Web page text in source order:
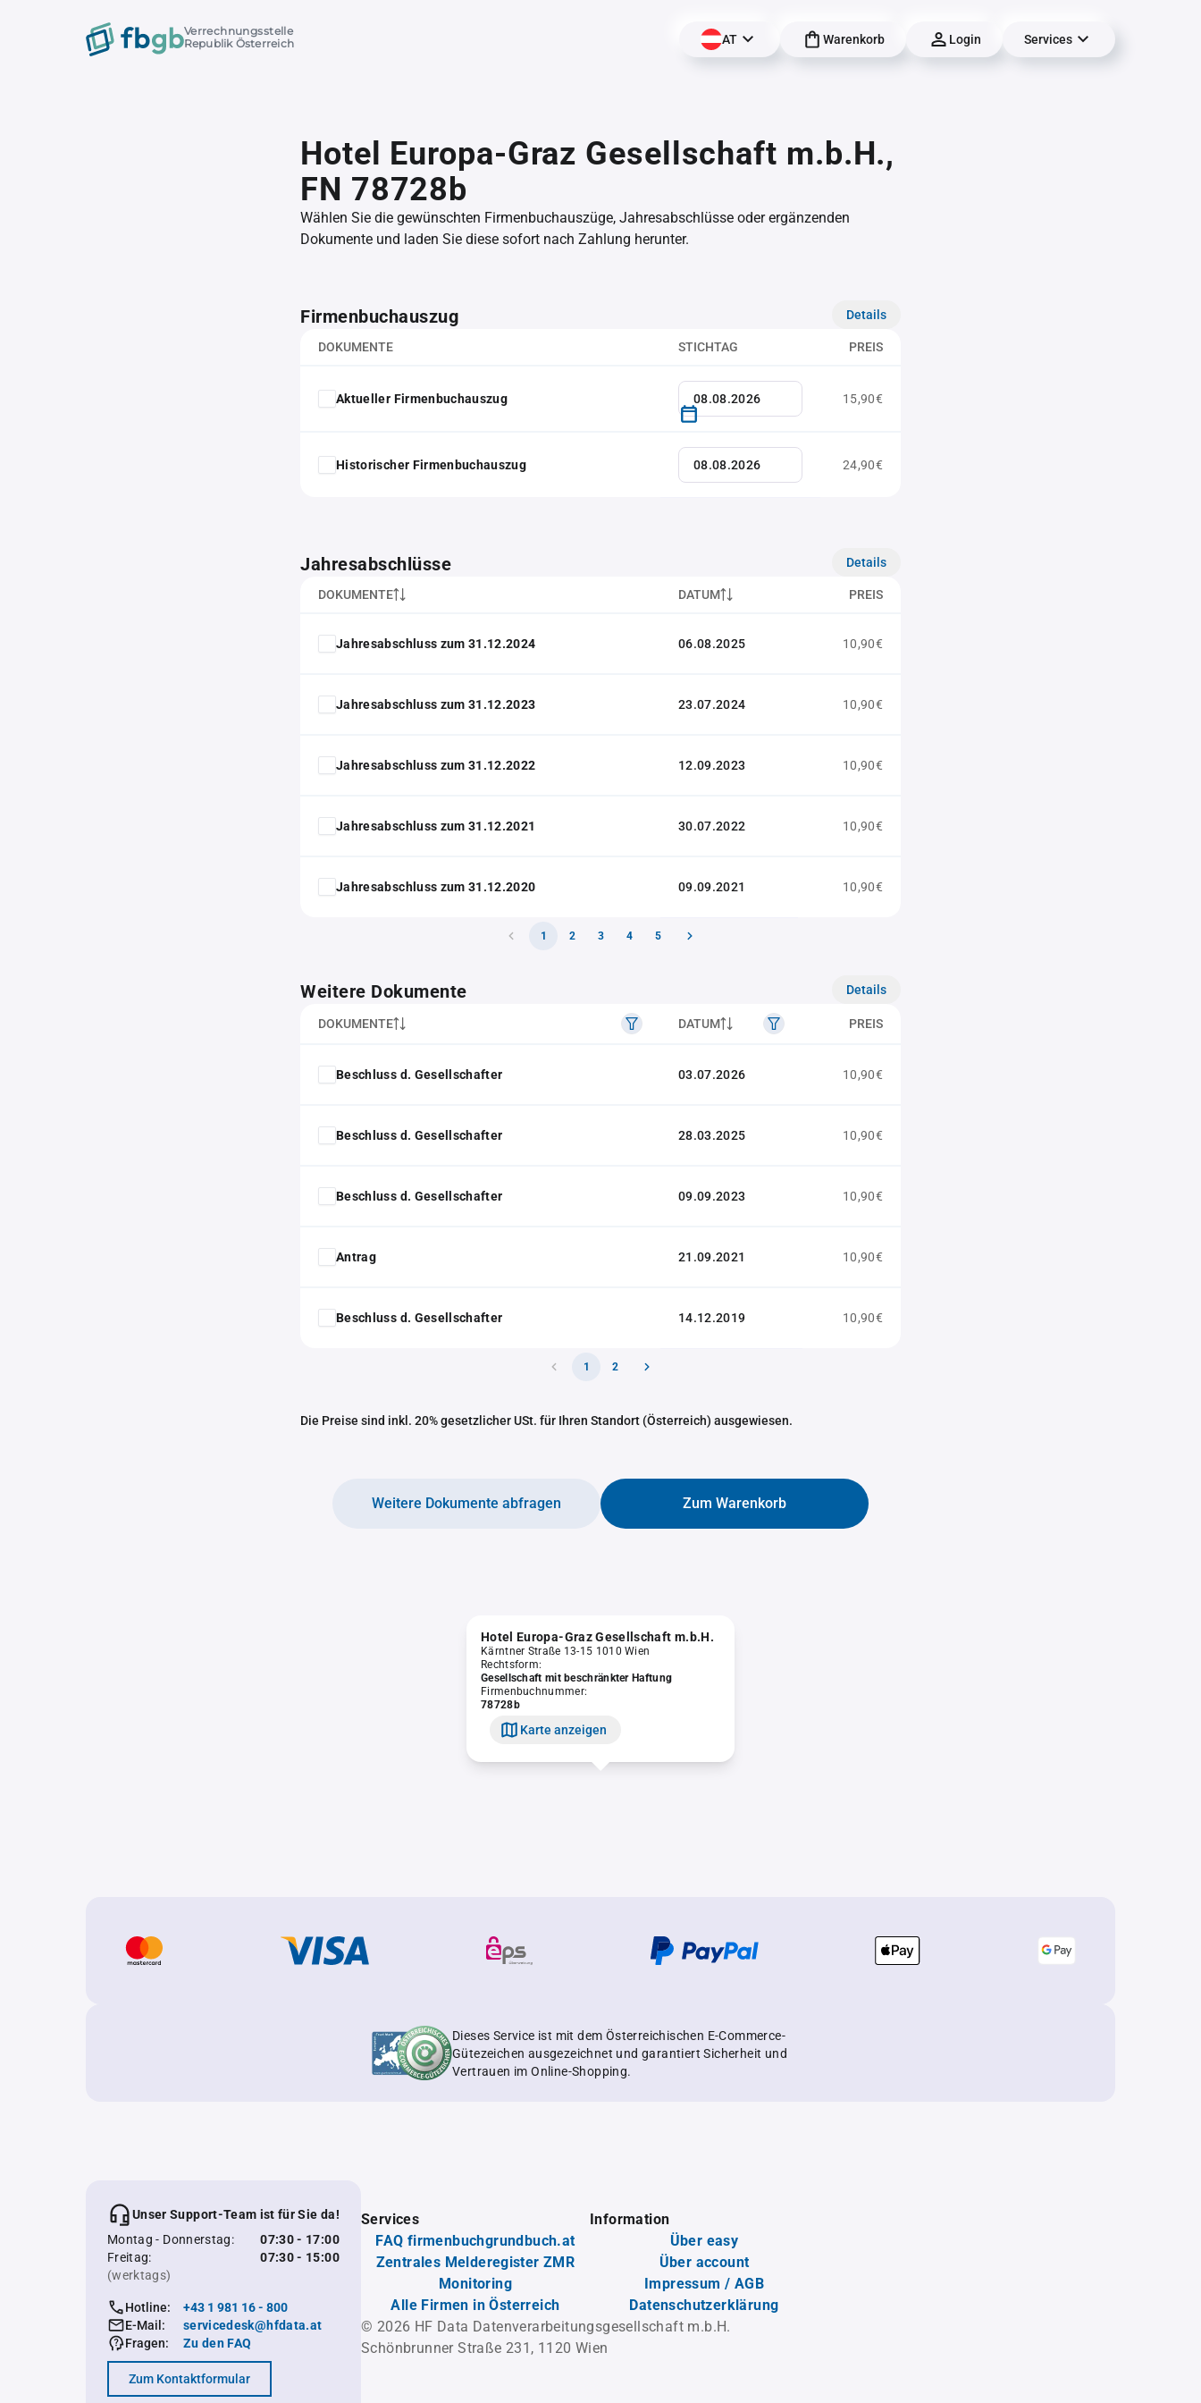
Verrechnungsstelle
Republik Österreich
AT Warenkorb Login Services
Hotel Europa-Graz Gesellschaft m.b.H.,
FN 78728b
Wählen Sie die gewünschten Firmenbuchauszüge, Jahresabschlüsse oder ergänzenden
Dokumente und laden Sie diese sofort nach Zahlung herunter.
Firmenbuchauszug Details
DOKUMENTE STICHTAG PREIS
Aktueller Firmenbuchauszug 15,90€
Historischer Firmenbuchauszug 24,90€
Jahresabschlüsse Details
DOKUMENTE DATUM PREIS
Jahresabschluss zum 31.12.2024 06.08.2025 10,90€
Jahresabschluss zum 31.12.2023 23.07.2024 10,90€
Jahresabschluss zum 31.12.2022 12.09.2023 10,90€
Jahresabschluss zum 31.12.2021 30.07.2022 10,90€
Jahresabschluss zum 31.12.2020 09.09.2021 10,90€
1 2 3 4 5
Weitere Dokumente Details
DOKUMENTE DATUM PREIS
Beschluss d. Gesellschafter 03.07.2026 10,90€
Beschluss d. Gesellschafter 28.03.2025 10,90€
Beschluss d. Gesellschafter 09.09.2023 10,90€
Antrag 21.09.2021 10,90€
Beschluss d. Gesellschafter 14.12.2019 10,90€
1 2
Die Preise sind inkl. 20% gesetzlicher USt. für Ihren Standort (Österreich) ausgewiesen.
Zum Warenkorb
Weitere Dokumente abfragen
Hotel Europa-Graz Gesellschaft m.b.H.
Kärntner Straße 13-15 1010 Wien
Rechtsform:
Gesellschaft mit beschränkter Haftung
Firmenbuchnummer:
78728b
Karte anzeigen
Dieses Service ist mit dem Österreichischen E-Commerce-
Gütezeichen ausgezeichnet und garantiert Sicherheit und
Vertrauen im Online-Shopping.
Unser Support-Team ist für Sie da!
Montag - Donnerstag:
07:30 - 17:00
Freitag:
07:30 - 15:00
(werktags)
Hotline:
+43 1 981 16 - 800
E-Mail:
servicedesk@hfdata.at
Fragen:
Zu den FAQ
Zum Kontaktformular
Services
FAQ firmenbuchgrundbuch.at
Zentrales Melderegister ZMR
Monitoring
Alle Firmen in Österreich
Information
Über easy
Über account
Impressum / AGB
Datenschutzerklärung
© 2026 HF Data Datenverarbeitungsgesellschaft m.b.H.
Schönbrunner Straße 231, 1120 Wien